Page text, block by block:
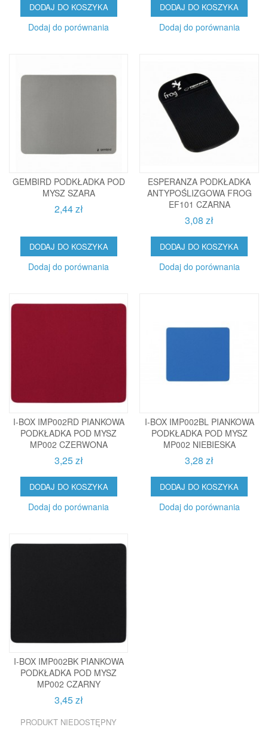
DODAJ DO KOSZYKA
Dodaj do porównania
DODAJ DO KOSZYKA
Dodaj do porównania
GEMBIRD PODKŁADKA POD
MYSZ SZARA
2,44 zł
DODAJ DO KOSZYKA
Dodaj do porównania
ESPERANZA PODKŁADKA
ANTYPOŚLIZGOWA FROG
EF101 CZARNA
3,08 zł
DODAJ DO KOSZYKA
Dodaj do porównania
I-BOX IMP002RD PIANKOWA
PODKŁADKA POD MYSZ
MP002 CZERWONA
3,25 zł
DODAJ DO KOSZYKA
Dodaj do porównania
I-BOX IMP002BL PIANKOWA
PODKŁADKA POD MYSZ
MP002 NIEBIESKA
3,28 zł
DODAJ DO KOSZYKA
Dodaj do porównania
I-BOX IMP002BK PIANKOWA
PODKŁADKA POD MYSZ
MP002 CZARNY
3,45 zł
PRODUKT NIEDOSTĘPNY